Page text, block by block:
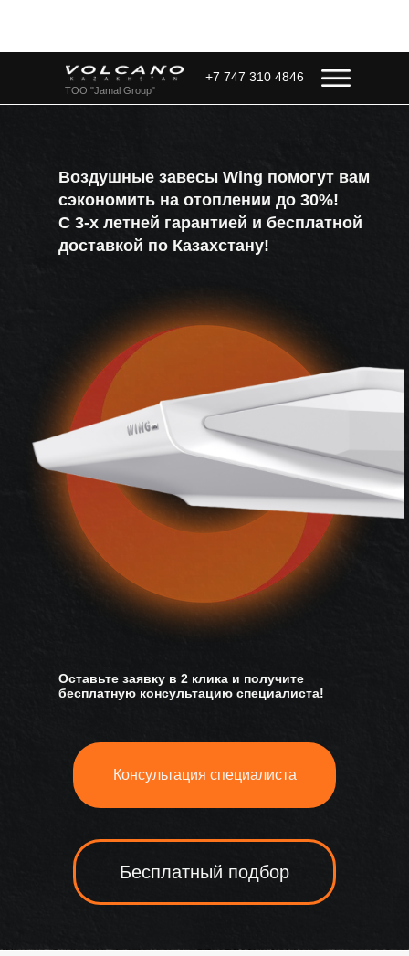
ТОО "Jamal Group"
+7 747 310 4846
Воздушные завесы Wing помогут вам
сэкономить на отоплении до 30%!
С 3-х летней гарантией и бесплатной
доставкой по Казахстану!
Оставьте заявку в 2 клика и получите
бесплатную консультацию специалиста!
Консультация специалиста
Бесплатный подбор